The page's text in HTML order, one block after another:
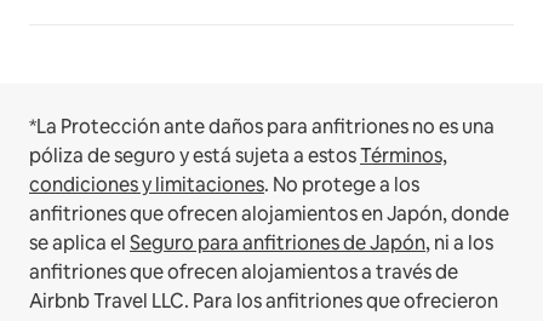
*La Protección ante daños para anfitriones no es una
póliza de seguro y está sujeta a estosTérminos,
condiciones y limitaciones. No protege a los
anfitriones que ofrecen alojamientos en Japón, donde
se aplica elSeguro para anfitriones de Japón, ni a los
anfitriones que ofrecen alojamientos a través de
Airbnb Travel LLC. Para los anfitriones que ofrecieron